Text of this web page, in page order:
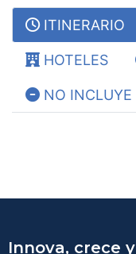
ITINERARIO
HOTELES
NO INCLUYE
Innova, crece y